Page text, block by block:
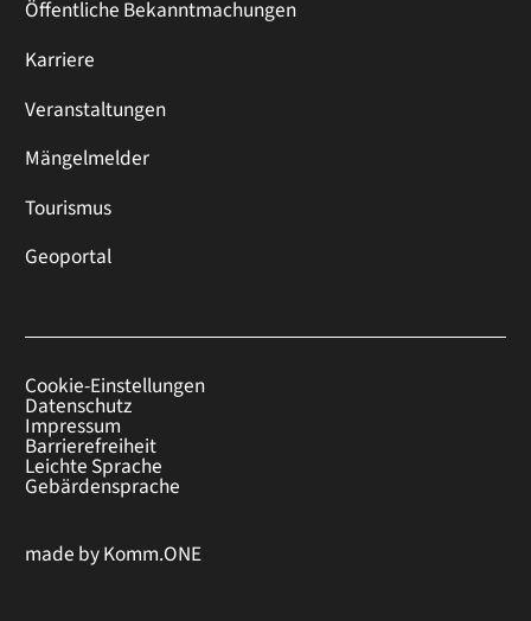
Öffentliche Bekanntmachungen
Karriere
Veranstaltungen
Mängelmelder
Tourismus
Geoportal
Cookie-Einstellungen
Datenschutz
Impressum
Barrierefreiheit
Leichte Sprache
Gebärdensprache
made byKomm.ONE